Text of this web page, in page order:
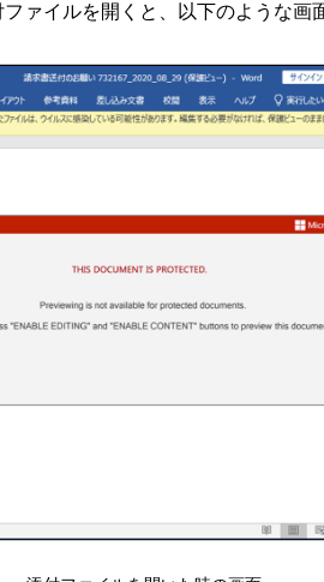
ァイルを開くと、以下のような画